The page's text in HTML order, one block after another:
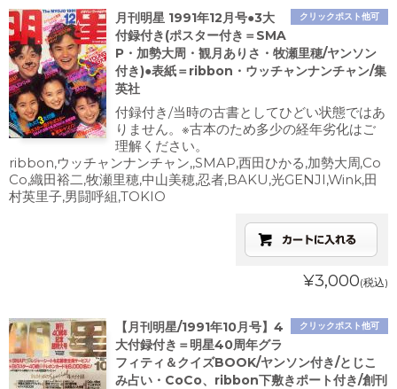
クリックポスト他可
月刊明星 1991年12月号●3大
付録付き(ポスター付き＝SMA
P・加勢大周・観月ありさ・牧瀬里穂/ヤンソン
付き)●表紙＝ribbon・ウッチャンナンチャン/集
英社
付録付き/当時の古書としてひどい状態ではあ
りません。※古本のため多少の経年劣化はご
理解ください。
ribbon,ウッチャンナンチャン,,SMAP,西田ひかる,加勢大周,Co
Co,織田裕二,牧瀬里穂,中山美穂,忍者,BAKU,光GENJI,Wink,田
村英里子,男闘呼組,TOKIO
¥3,000(税込)
クリックポスト他可
【月刊明星/1991年10月号】4
大付録付き＝明星40周年グラ
フィティ＆クイズBOOK/ヤンソン付き/とじこ
み占い・CoCo、ribbon下敷きポート付き/創刊